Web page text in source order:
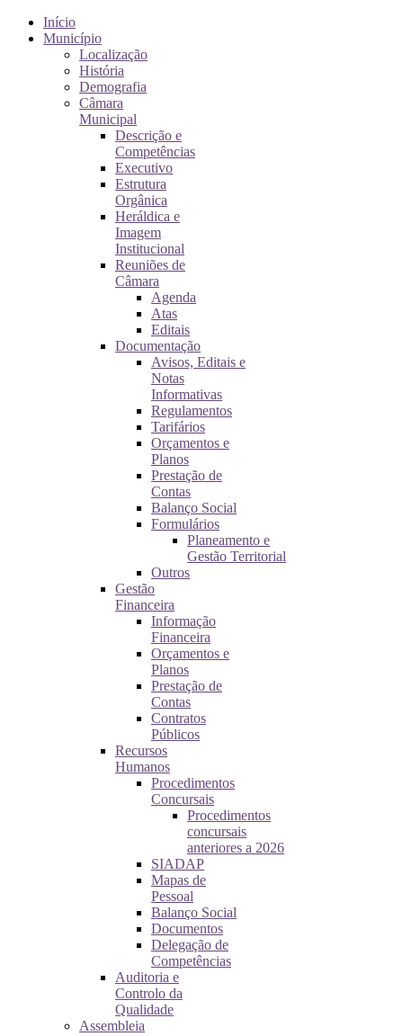
Início
Município
Localização
História
Demografia
Câmara
Municipal
Descrição e
Competências
Executivo
Estrutura
Orgânica
Heráldica e
Imagem
Institucional
Reuniões de
Câmara
Agenda
Atas
Editais
Documentação
Avisos, Editais e
Notas
Informativas
Regulamentos
Tarifários
Orçamentos e
Planos
Prestação de
Contas
Balanço Social
Formulários
Planeamento e
Gestão Territorial
Outros
Gestão
Financeira
Informação
Financeira
Orçamentos e
Planos
Prestação de
Contas
Contratos
Públicos
Recursos
Humanos
Procedimentos
Concursais
Procedimentos
concursais
anteriores a 2026
SIADAP
Mapas de
Pessoal
Balanço Social
Documentos
Delegação de
Competências
Auditoria e
Controlo da
Qualidade
Assembleia